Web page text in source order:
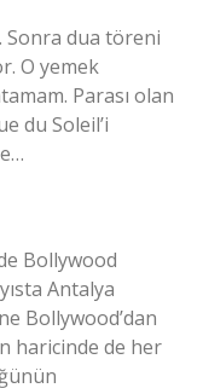
Sonra dua töreni
O yemek
Parası olan
du Soleil’i
Bollywood
Antalya
Bollywood’dan
haricinde de her